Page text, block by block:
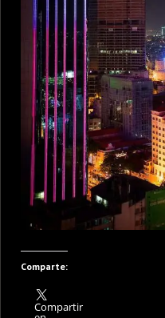
Comparte:
Compartir